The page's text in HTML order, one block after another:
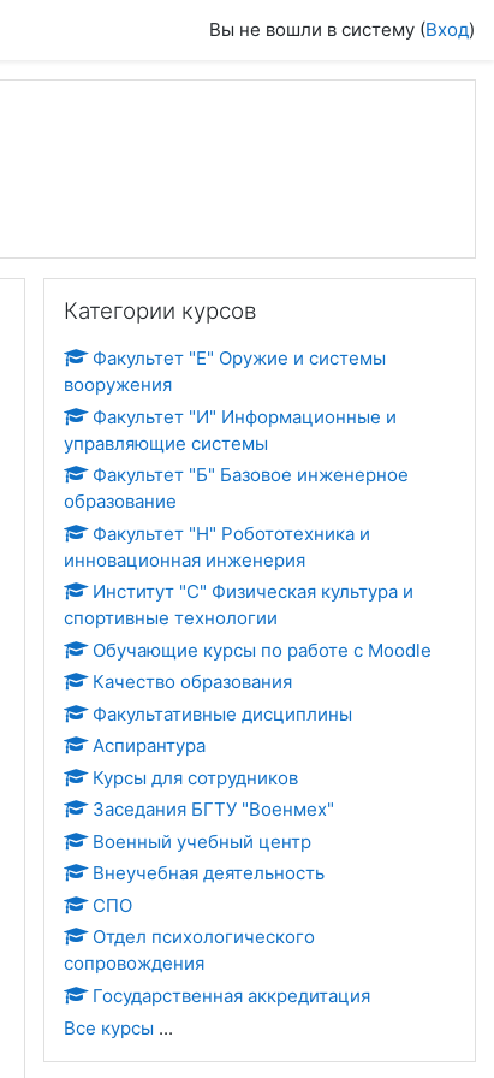
Вы не вошли в систему (Вход)
Категории курсов
Факультет "Е" Оружие и системы
вооружения
Факультет "И" Информационные и
управляющие системы
Факультет "Б" Базовое инженерное
образование
Факультет "Н" Робототехника и
инновационная инженерия
Институт "С" Физическая культура и
спортивные технологии
Обучающие курсы по работе с Moodle
Качество образования
Факультативные дисциплины
Аспирантура
Курсы для сотрудников
Заседания БГТУ "Военмех"
Военный учебный центр
Внеучебная деятельность
СПО
Отдел психологического
сопровождения
Государственная аккредитация
Все курсы ...